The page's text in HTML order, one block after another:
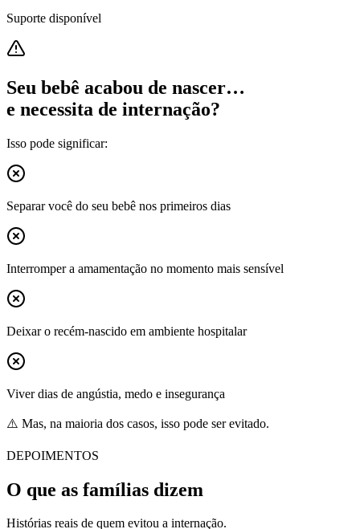
Suporte disponível
Seu bebê acabou de nascer…
e necessita de internação?
Isso pode significar:
Separar você do seu bebê nos primeiros dias
Interromper a amamentação no momento mais sensível
Deixar o recém-nascido em ambiente hospitalar
Viver dias de angústia, medo e insegurança
⚠️ Mas, na maioria dos casos, isso pode ser evitado.
DEPOIMENTOS
O que as famílias dizem
Histórias reais de quem evitou a internação.